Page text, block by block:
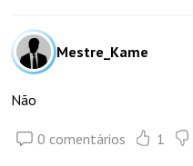
Mestre_Kame
Não
0 comentários 1